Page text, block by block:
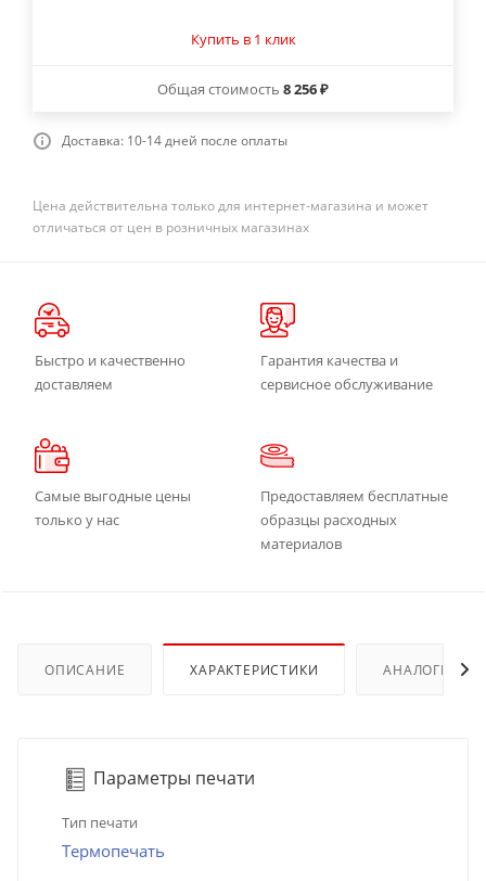
Купить в 1 клик
Общая стоимость 8 256 ₽
Доставка: 10-14 дней после оплаты
Цена действительна только для интернет-магазина и может
отличаться от цен в розничных магазинах
Быстро и качественно
доставляем
Гарантия качества и
сервисное обслуживание
Самые выгодные цены
только у нас
Предоставляем бесплатные
образцы расходных
материалов
ОПИСАНИЕ ХАРАКТЕРИСТИКИ АНАЛОГИ
Параметры печати
Тип печати
Термопечать